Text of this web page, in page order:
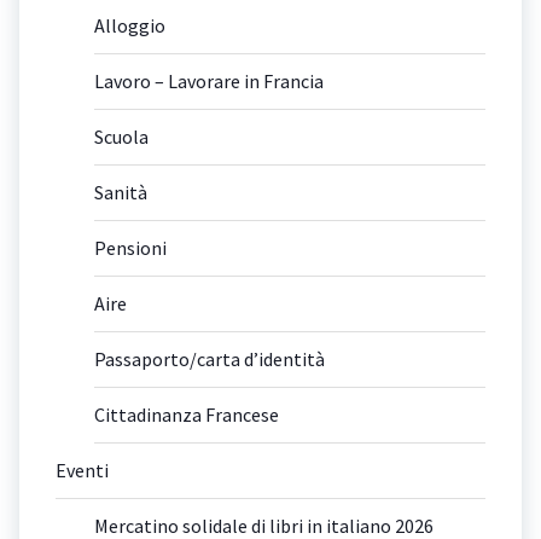
Alloggio
Lavoro – Lavorare in Francia
Scuola
Sanità
Pensioni
Aire
Passaporto/carta d’identità
Cittadinanza Francese
Eventi
Mercatino solidale di libri in italiano 2026